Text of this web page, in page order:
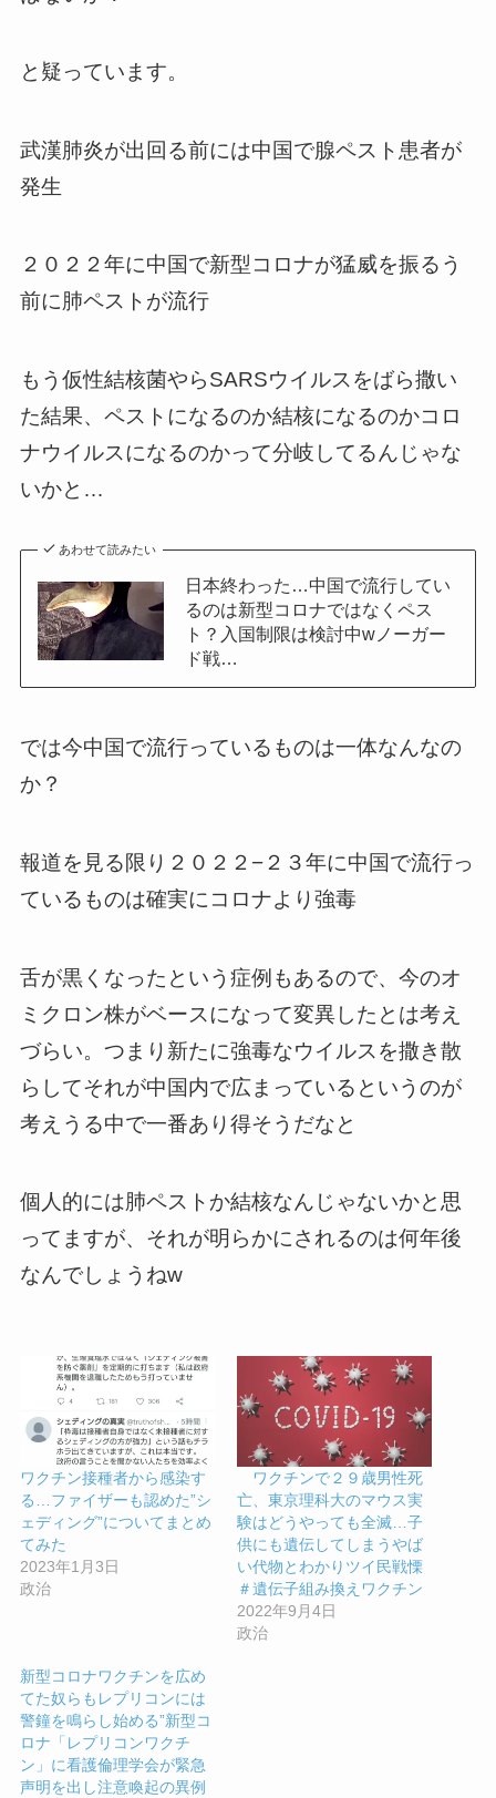
と疑っています。
武漢肺炎が出回る前には中国で腺ペスト患者が
発生
２０２２年に中国で新型コロナが猛威を振るう
前に肺ペストが流行
もう仮性結核菌やらSARSウイルスをばら撒い
た結果、ペストになるのか結核になるのかコロ
ナウイルスになるのかって分岐してるんじゃな
いかと…
あわせて読みたい
日本終わった…中国で流行してい
るのは新型コロナではなくペス
ト？入国制限は検討中wノーガー
ド戦…
では今中国で流行っているものは一体なんなの
か？
報道を見る限り２０２２−２３年に中国で流行っ
ているものは確実にコロナより強毒
舌が黒くなったという症例もあるので、今のオ
ミクロン株がベースになって変異したとは考え
づらい。つまり新たに強毒なウイルスを撒き散
らしてそれが中国内で広まっているというのが
考えうる中で一番あり得そうだなと
個人的には肺ペストか結核なんじゃないかと思
ってますが、それが明らかにされるのは何年後
なんでしょうねw
ワクチン接種者から感染す
る…ファイザーも認めた”シ
ェディング”についてまとめ
てみた
2023年1月3日
政治
ワクチンで２９歳男性死
亡、東京理科大のマウス実
験はどうやっても全滅…子
供にも遺伝してしまうやば
い代物とわかりツイ民戦慄
＃遺伝子組み換えワクチン
2022年9月4日
政治
新型コロナワクチンを広め
てた奴らもレプリコンには
警鐘を鳴らし始める”新型コ
ロナ「レプリコンワクチ
ン」に看護倫理学会が緊急
声明を出し注意喚起の異例